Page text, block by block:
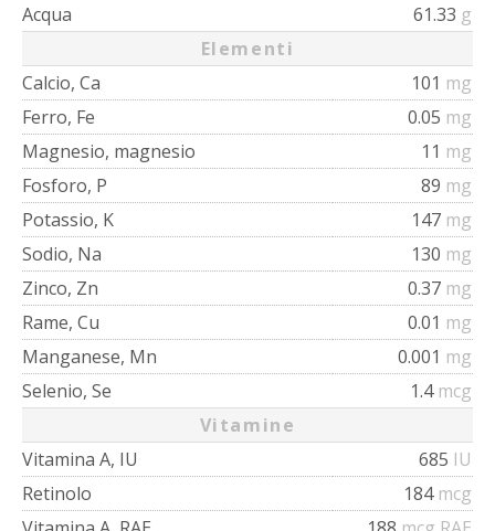
Acqua
61.33 g
Elementi
Calcio, Ca
101 mg
Ferro, Fe
0.05 mg
Magnesio, magnesio
11 mg
Fosforo, P
89 mg
Potassio, K
147 mg
Sodio, Na
130 mg
Zinco, Zn
0.37 mg
Rame, Cu
0.01 mg
Manganese, Mn
0.001 mg
Selenio, Se
1.4 mcg
Vitamine
Vitamina A, IU
685 IU
Retinolo
184 mcg